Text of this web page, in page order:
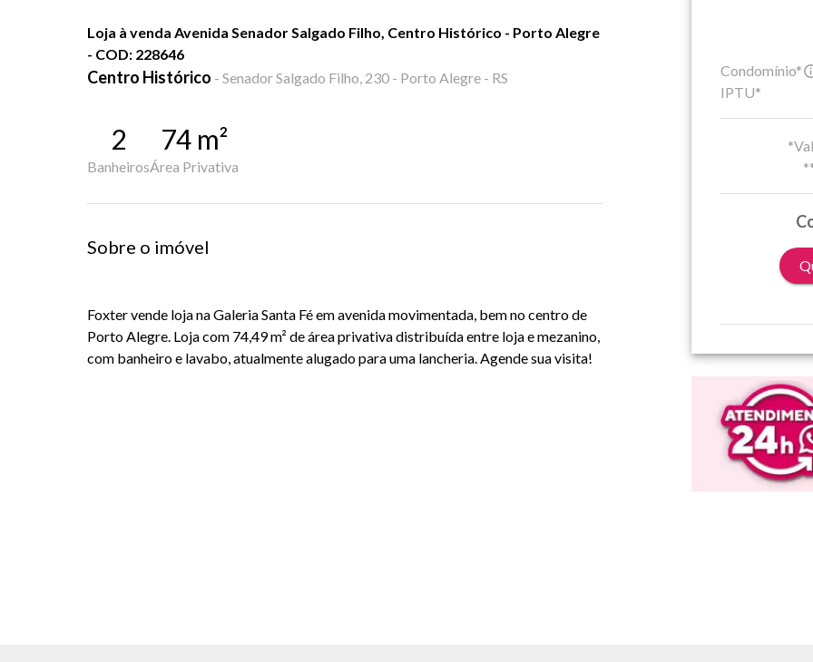
Loja à venda Avenida Senador Salgado Filho, Centro Histórico - Porto Alegre
- COD: 228646
Centro Histórico - Senador Salgado Filho, 230 - Porto Alegre - RS
2
Banheiros
74 m²
Área Privativa
Sobre o imóvel
Foxter vende loja na Galeria Santa Fé em avenida movimentada, bem no centro de
Porto Alegre. Loja com 74,49 m² de área privativa distribuída entre loja e mezanino,
com banheiro e lavabo, atualmente alugado para uma lancheria. Agende sua visita!
Condomínio*
IPTU*